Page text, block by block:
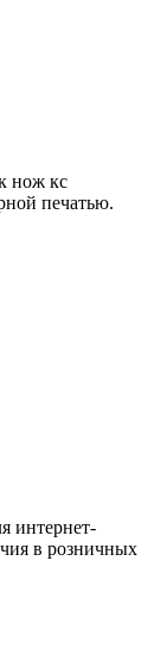
нож кс
печатью.
интернет-
в розничных